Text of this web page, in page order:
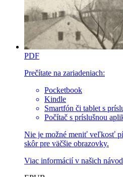
PDF
Prečítate na zariadeniach:
Pocketbook
Kindle
Smartfón či tablet s
Počítač s príslušnou
Nie je možné meniť veľkosť
skôr pre väčšie obrazovky.
Viac informácií v našich